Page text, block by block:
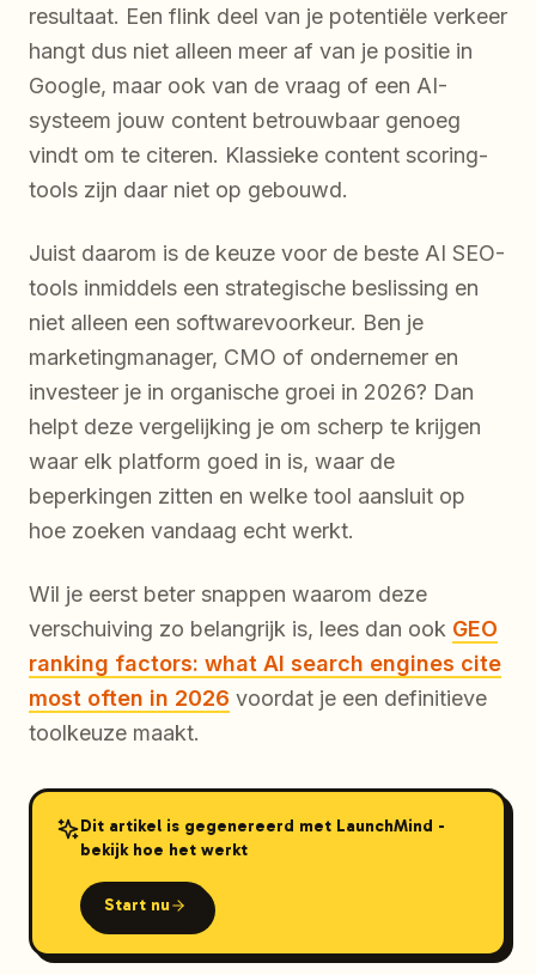
resultaat. Een flink deel van je potentiële verkeer
hangt dus niet alleen meer af van je positie in
Google, maar ook van de vraag of een AI-
systeem jouw content betrouwbaar genoeg
vindt om te citeren. Klassieke content scoring-
tools zijn daar niet op gebouwd.
Juist daarom is de keuze voor de beste AI SEO-
tools inmiddels een strategische beslissing en
niet alleen een softwarevoorkeur. Ben je
marketingmanager, CMO of ondernemer en
investeer je in organische groei in 2026? Dan
helpt deze vergelijking je om scherp te krijgen
waar elk platform goed in is, waar de
beperkingen zitten en welke tool aansluit op
hoe zoeken vandaag echt werkt.
Wil je eerst beter snappen waarom deze
verschuiving zo belangrijk is, lees dan ook GEO
ranking factors: what AI search engines cite
most often in 2026 voordat je een definitieve
toolkeuze maakt.
Dit artikel is gegenereerd met LaunchMind -
bekijk hoe het werkt
Start nu